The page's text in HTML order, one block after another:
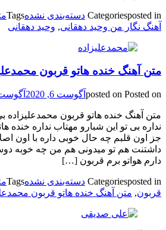
Categoriesposted in دسته‌بندی نشدهTags
آهنگ نگار من وحید دهقانی, وحید دهقانی
متن آهنگ خنده هاتو قربون
posted on Posted on آگوست 6, 2020 آگوست 6,
متن آهنگ خنده هاتو قربون محمدعلیزاده
نداره بی تو این شبارو مهتاب نداره خنده
جز اون قلبم چه حال خوبی داره با اون
داشتنت هم تو میدونی هم من چه خوبه
دارم هواتو برم قربون […]
Categoriesposted in دسته‌بندی نشدهTags
قربون, متن آهنگ خنده هاتو قربون